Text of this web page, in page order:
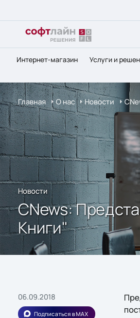
Интернет-магазин Услуги и
Главная О нас Новости
Новости
CNews:
Книги"
06.09.2018
Подписаться в MAX